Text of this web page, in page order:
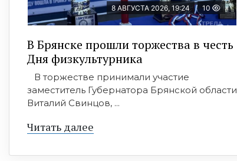
8 АВГУСТА 2026, 19:24 10
В Брянске прошли торжества в честь
Дня физкультурника
В торжестве принимали участие
заместитель Губернатора Брянской области
Виталий Свинцов, ...
Читать далее